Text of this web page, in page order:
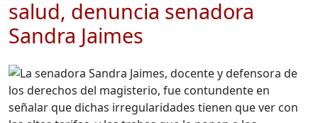
salud, denuncia senadora
Sandra Jaimes